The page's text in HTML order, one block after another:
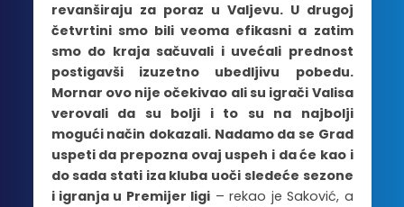
revanširaju za poraz u Valjevu. U drugoj
četvrtini smo bili veoma efikasni a zatim
smo do kraja sačuvali i uvećali prednost
postigavši izuzetno ubedljivu pobedu.
Mornar ovo nije očekivao ali su igrači Valisa
verovali da su bolji i to su na najbolji
mogući način dokazali. Nadamo da se Grad
uspeti da prepozna ovaj uspeh i da će kao i
do sada stati iza kluba uoči sledeće sezone
i igranja u Premijer ligi – rekao je Saković, a